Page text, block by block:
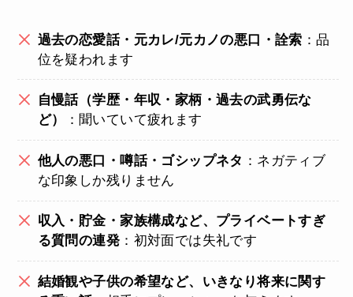
過去の恋愛話・元カレ/元カノの悪口・詮索 ：品
位を疑われます
自慢話（学歴・年収・家柄・過去の武勇伝な
ど）
：聞いていて疲れます
他人の悪口・噂話・ゴシップネタ ：ネガティブ
な印象しか残りません
収入・貯金・家族構成など、プライベートすぎ
る質問の連発 ：初対面では失礼です
結婚観や子供の希望など、いきなり将来に関す